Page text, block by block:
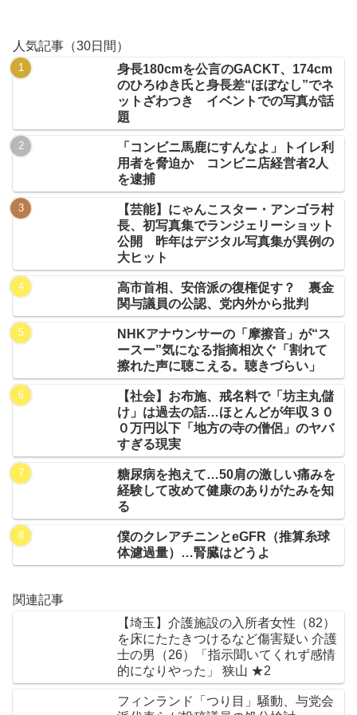
人気記事（30日間）
身長180cmを公言のGACKT、174cm
のひろゆき氏と身長差“ほぼなし”でネ
ットざわつき イベントでの写真が話
題
「コンビニ馬鹿にすんなよ」トイレ利
用者を脅迫か コンビニ店経営者2人
を逮捕
【芸能】にゃんこスター・アンゴラ村
長、初写真集でランジェリーショット
公開 昨年はデジタル写真集が異例の
大ヒット
高市首相、安倍派の復権促す？ 裏金
関与議員の公認、党内外から批判
NHKアナウンサーの「摩擦音」が“ス
ースー”気になる指摘相次ぐ「割れて
擦れた声に聴こえる。聴きづらい」
【社会】お布施、戒名料で「坊主丸儲
け」は過去の話…ほとんどが年収３０
０万円以下「地方の寺の僧侶」のヤバ
すぎる現実
糖尿病を抱えて…50肩の激しい痛みを
経験して改めて健康のありがたみを知
る
僕のクレアチニンとeGFR（推算糸球
体濾過量）…腎臓はどうよ
関連記事
【埼玉】介護施設の入所者女性（82）
を床にたたきつけるなど傷害疑い 介護
士の男（26）「指示聞いてくれず感情
的になりやった」 狭山 ★2
フィンランド「つり目」騒動、与党会